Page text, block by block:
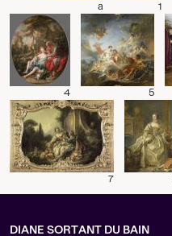
a 1
4 5
7
DIANE SORTANT DU BAIN